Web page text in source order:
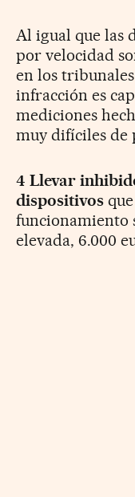
Al igual que las
por velocidad
en los
infracción es
mediciones
muy difíciles de
4 Llevar
dispositivos
funcionamiento
elevada, 6.000